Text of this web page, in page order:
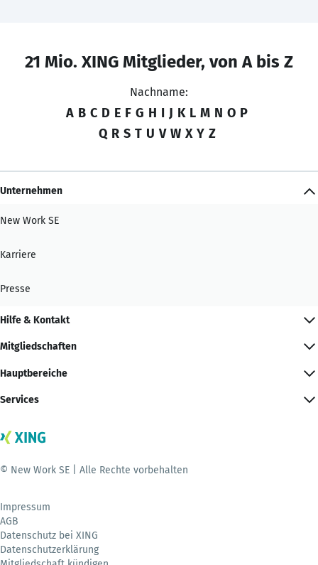
21 Mio. XING Mitglieder, von A bis Z
Nachname:
A B C D E F G H I J K L M N O P
Q R S T U V W X Y Z
Unternehmen
New Work SE
Karriere
Presse
Hilfe & Kontakt
Mitgliedschaften
Hauptbereiche
Services
© New Work SE | Alle Rechte vorbehalten
Impressum
AGB
Datenschutz bei XING
Datenschutzerklärung